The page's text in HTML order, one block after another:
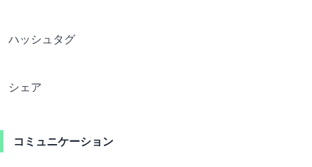
ハッシュタグ
シェア
コミュニケーション